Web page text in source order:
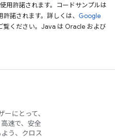
用許諾されます。コードサンプルは
許諾されます。詳しくは、 Google
覧ください。Java は Oracle および
にとって、
速で、安全
う、クロス